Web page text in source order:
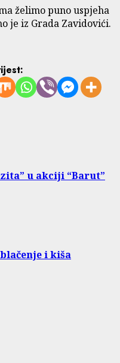
želimo puno uspjeha
je iz Grada Zavidovići.
u akciji “Barut”
i kiša